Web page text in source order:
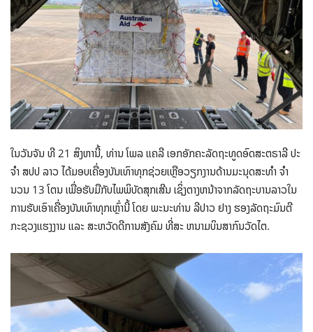
ໃນວັນຈັນ ທີ 21 ສິງຫານີ້, ທ່ານ ໂພລ ແຄລີ ເອກອັກຄະລັດຖະທູດອົດສະຕຣາລີ ປະ
ຈໍາ ສປປ ລາວ ໄດ້ມອບເຄື່ອງບັນເທົາທຸກຊ່ວຍເຫຼືອວຽກງານດ້ານມະນຸດສະທໍາ ຈໍາ
ນວນ 13 ໂຕນ ເພື່ອຮັບມືກັບໄພພິບັດສຸກເສີນ ເຊິ່ງຕາງຫນ້າຈາກລັດຖະບານລາວໃນ
ການຮັບເອົາເຄື່ອງບັນເທົາທຸກເຫຼົ່ານີ້ ໂດຍ ພະນະທ່ານ ລີປາວ ຢາງ ຮອງລັດຖະມົນຕີ
ກະຊວງແຮງງານ ແລະ ສະຫວັດດີການສັງຄົມ ທີ່ສະ ຫນາມບິນສາກົນວັດໄຕ.